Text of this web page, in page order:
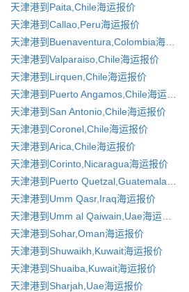
天津港到Paita,Chile海运报价
天津港到Callao,Peru海运报价
天津港到Valparaiso,Chile海运报价
天津港到Lirquen,Chile海运报价
天津港到San Antonio,Chile海运报价
天津港到Coronel,Chile海运报价
天津港到Arica,Chile海运报价
天津港到Corinto,Nicaragua海运报价
天津港到Umm Qasr,Iraq海运报价
天津港到Sohar,Oman海运报价
天津港到Shuwaikh,Kuwait海运报价
天津港到Shuaiba,Kuwait海运报价
天津港到Sharjah,Uae海运报价